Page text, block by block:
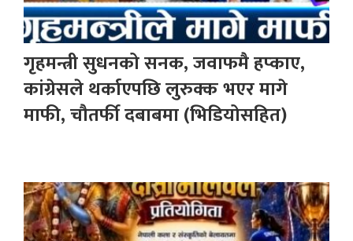
गृहमन्त्री सुधनको सनक, जवाफमै हप्काए,
कांग्रेसले थर्काएपछि लुरुक्क भएर मागे
माफी, चौतर्फी दबाबमा (भिडियोसहित)